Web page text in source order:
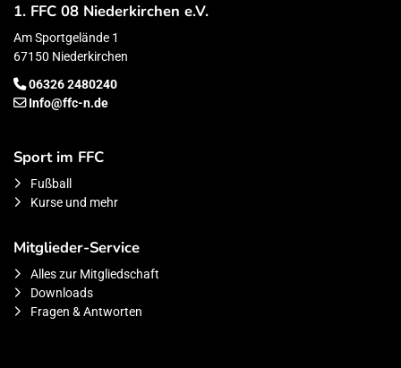
1. FFC 08 Niederkirchen e.V.
Am Sportgelände 1
67150 Niederkirchen
06326 2480240
Info@ffc-n.de
Sport im FFC
Fußball
Kurse und mehr
Mitglieder-Service
Alles zur Mitgliedschaft
Downloads
Fragen & Antworten